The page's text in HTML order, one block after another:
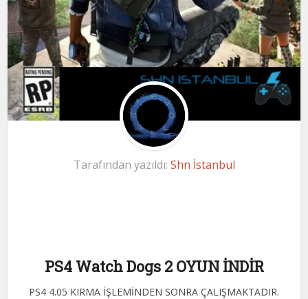
Tarafından yazıldı: Shn İstanbul
PS4 Watch Dogs 2 OYUN İNDİR
PS4 4.05 KIRMA İŞLEMİNDEN SONRA ÇALIŞMAKTADIR.